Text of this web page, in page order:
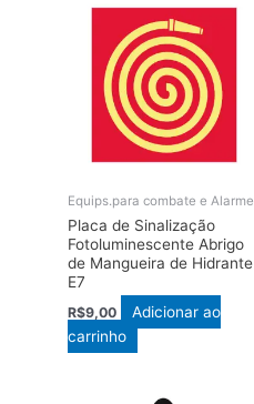
Equips.para combate e Alarme
Placa de Sinalização
Fotoluminescente Abrigo
de Mangueira de Hidrante
E7
R$9,00
Adicionar ao
carrinho